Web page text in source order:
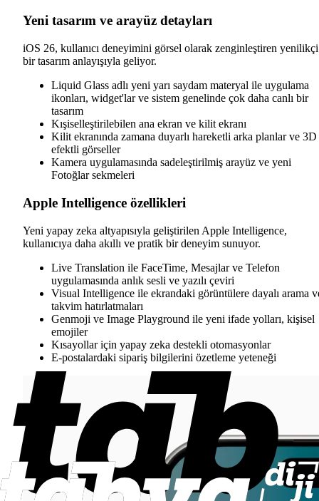
Yeni tasarım ve arayüz detayları
iOS 26, kullanıcı deneyimini görsel olarak zenginleştiren yenilikçi
bir tasarım anlayışıyla geliyor.
Liquid Glass adlı yeni yarı saydam materyal ile uygulama
ikonları, widget'lar ve sistem genelinde çok daha canlı bir
tasarım
Kışiselleştirilebilen ana ekran ve kilit ekranı
Kilit ekranında zamana duyarlı hareketli arka planlar ve 3D
efektli görseller
Kamera uygulamasında sadeleştirilmiş arayüz ve yeni
Fotoğlar sekmeleri
Apple Intelligence özellikleri
Yeni yapay zeka altyapısıyla geliştirilen Apple Intelligence,
kullanıcıya daha akıllı ve pratik bir deneyim sunuyor.
Live Translation ile FaceTime, Mesajlar ve Telefon
uygulamasında anlık sesli ve yazılı çeviri
Visual Intelligence ile ekrandaki görüntülere dayalı arama
takvim hatırlatmaları
Genmoji ve Image Playground ile yeni ifade yolları, kişisel
emojiler
Kısayollar için yapay zeka destekli otomasyonlar
E-postalardaki sipariş bilgilerini özetleme yeteneği